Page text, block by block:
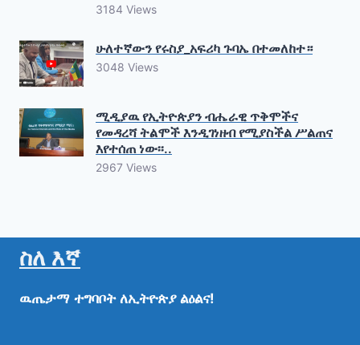
3184 Views
ሁለተኛውን የሩስያ_አፍሪካ ጉባኤ በተመለከተ።
3048 Views
ሚዲያዉ የኢትዮጵያን ብሔራዊ ጥቅሞችና
የመዳረሻ ትልሞች እንዲገነዘብ የሚያስችል ሥልጠና
እየተሰጠ ነው፡፡..
2967 Views
ስለ እኛ
ዉጤታማ ተግባቦት ለኢትዮጵያ ልዕልና!